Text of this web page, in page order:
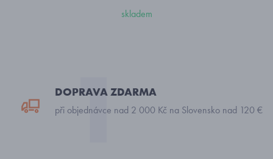
skladem
DOPRAVA ZDARMA
při objednávce nad 2 000 Kč na Slovensko nad 120 €